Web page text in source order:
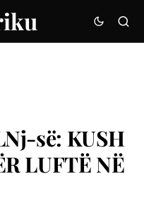
së: KUSH
LUFTË NË